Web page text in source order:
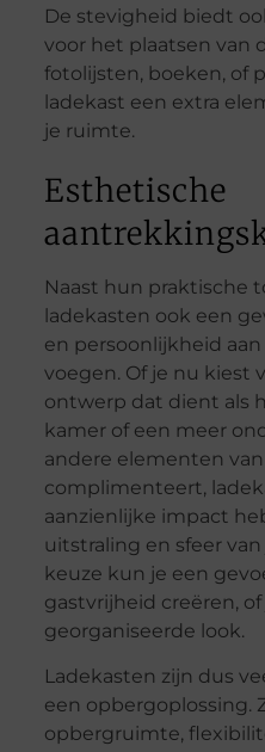
De stevigheid biedt
voor het plaatsen van
fotolijsten, boeken, of
ladekast een extra
je ruimte.
Esthetische
Naast hun praktische
ladekasten ook een
en persoonlijkheid
voegen. Of je nu kiest
ontwerp dat dient als
kamer of een meer
andere elementen
complimenteert,
aanzienlijke impact
uitstraling en sfeer
keuze kun je een
gastvrijheid creëren,
georganiseerde look.
Ladekasten zijn dus
een opbergoplossing.
opbergruimte,